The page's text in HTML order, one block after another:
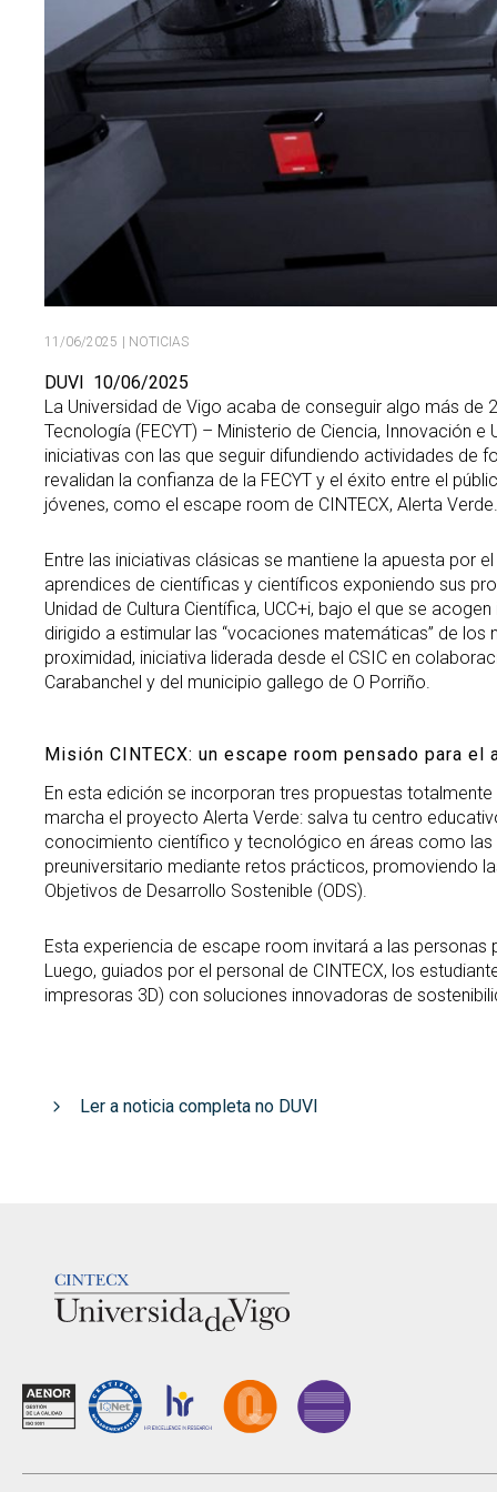
11/06/2025 | NOTICIAS
DUVI
10/06/2025
La Universidad de Vigo acaba de conseguir algo más
Tecnología (FECYT) – Ministerio de Ciencia, Innovación
iniciativas con las que seguir difundiendo actividades de
revalidan la confianza de la FECYT y el éxito entre el
jóvenes, como el escape room de CINTECX, Alerta Verde.
Entre las iniciativas clásicas se mantiene la apuesta por
aprendices de científicas y científicos exponiendo sus
Unidad de Cultura Científica, UCC+i, bajo el que se
dirigido a estimular las “vocaciones matemáticas” de
proximidad, iniciativa liderada desde el CSIC en
Carabanchel y del municipio gallego de O Porriño.
Misión CINTECX: un escape room pensado para
En esta edición se incorporan tres propuestas
marcha el proyecto Alerta Verde: salva tu centro
conocimiento científico y tecnológico en áreas como las
preuniversitario mediante retos prácticos, promoviendo
Objetivos de Desarrollo Sostenible (ODS).
Esta experiencia de escape room invitará a las
Luego, guiados por el personal de CINTECX, los
impresoras 3D) con soluciones innovadoras de
Ler a noticia completa no DUVI